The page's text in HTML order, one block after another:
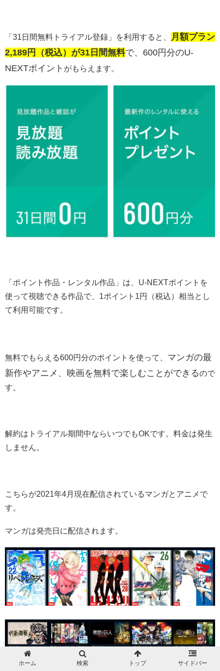
「31日間無料トライアル登録」を利用すると、
月額プラン
2,189円（税込）が31日間無料で、600円分のU-
NEXTポイント がもらえます。
「ポイント作品・レンタル作品」は、U-NEXTポイントを
使って視聴できる作品で、1ポイント1円（税込）相当とし
て利用可能です。
無料でもらえる600円分のポイントを使って、 マンガの最
新作やアニメ、映画を無料で楽しむことができるので
す。
解約はトライアル期間中ならいつでもOKです。料金は発生
しません。
こちらが2021年4月現在配信されているマンガとアニメで
す。
マンガは発売日に配信されます。
ホーム 検索 トップ サイドバー